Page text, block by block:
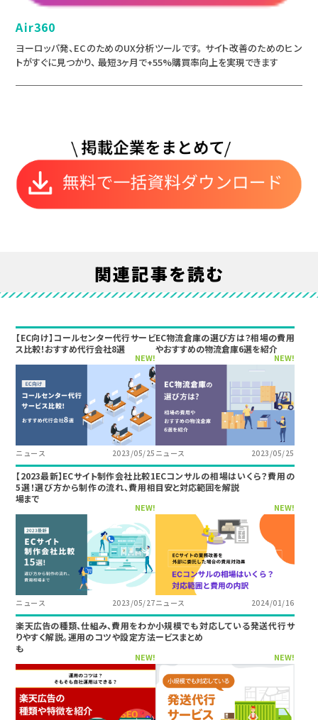
Air360
ヨーロッパ発、ECのためのUX分析ツールです。 サイト改善のためのヒン
トがすぐに見つかり、 最短3ヶ月で+55%購買率向上を実現できます
関連記事を読む
【EC向け】コールセンター代行サービ
ス比較！おすすめ代行会社8選
NEW!
ニュース 2023/05/25
EC物流倉庫の選び方は？相場の費用
やおすすめの物流倉庫6選を紹介
NEW!
ニュース 2023/05/25
【2023最新】ECサイト制作会社比較1
5選！選び方から制作の流れ、費用相
場まで
NEW!
ニュース 2023/05/27
ECコンサルの相場はいくら？費用の
目安と対応範囲を解説
NEW!
ニュース 2024/01/16
楽天広告の種類、仕組み、費用をわか
りやすく解説。運用のコツや設定方法
も
NEW!
小規模でも対応している発送代行サ
ービスまとめ
NEW!